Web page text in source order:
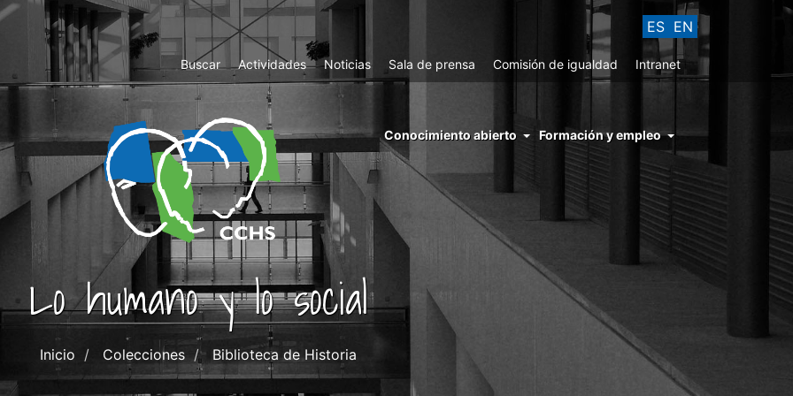
ES EN
Top
Menu
Buscar Actividades Noticias Sala de prensa Comisión de igualdad Intranet
menu
right
cchs
conocimiento
abierto
Conocimiento abierto Formación y empleo
Lo humano y lo social
Inicio Colecciones Biblioteca de Historia